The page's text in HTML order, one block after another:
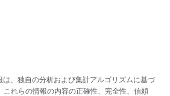
、独自の分析および集計アルゴリズムに基づ
れらの情報の内容の正確性、完全性、信頼